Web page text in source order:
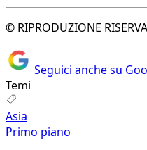
© RIPRODUZIONE
Seguici anche su
Temi
Asia
Primo piano